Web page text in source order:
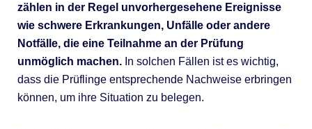
zählen in der Regel unvorhergesehene Ereignisse
wie schwere Erkrankungen, Unfälle oder andere
Notfälle, die eine Teilnahme an der Prüfung
unmöglich machen.In solchen Fällen ist es wichtig,
dass die Prüflinge entsprechende Nachweise erbringen
können, um ihre Situation zu belegen.